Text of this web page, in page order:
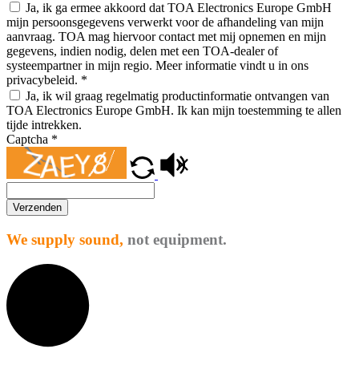
Ja, ik ga ermee akkoord dat TOA Electronics Europe GmbH
mijn persoonsgegevens verwerkt voor de afhandeling van mijn
aanvraag. TOA mag hiervoor contact met mij opnemen en mijn
gegevens, indien nodig, delen met een TOA-dealer of
systeempartner in mijn regio. Meer informatie vindt u in ons
privacybeleid. *
Ja, ik wil graag regelmatig productinformatie ontvangen van
TOA Electronics Europe GmbH. Ik kan mijn toestemming te allen
tijde intrekken.
Captcha *
Verzenden
We supply sound, not equipment.